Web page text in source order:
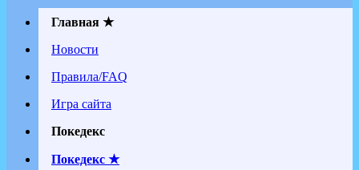
Главная ★
Новости
Правила/FAQ
Игра сайта
Покедекс
Покедекс ★